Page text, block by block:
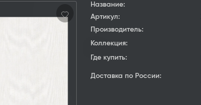
Название:
Артикул:
Производитель:
Коллекция:
Где купить:
Доставка по России: